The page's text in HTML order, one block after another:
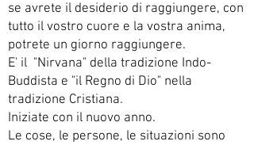
se avrete il desiderio di raggiungere, con
tutto il vostro cuore e la vostra anima,
potrete un giorno raggiungere.
E' il "Nirvana" della tradizione Indo-
Buddista e "il Regno di Dio" nella
tradizione Cristiana.
Iniziate con il nuovo anno.
Le cose, le persone, le situazioni sono